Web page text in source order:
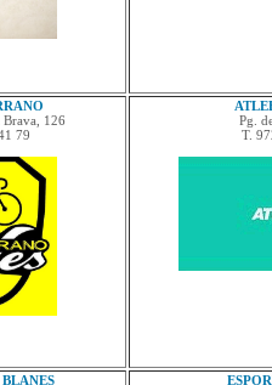
Brava, 126
79
Pg.
T.